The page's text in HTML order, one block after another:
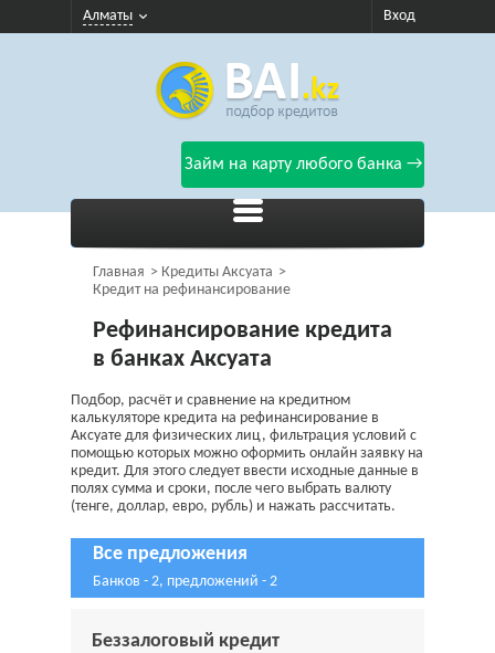
Алматы Вход
Займ на карту любого банка →
Главная
Кредиты Аксуата
Кредит на рефинансирование
Рефинансирование кредита
в банках Аксуата
Подбор, расчёт и сравнение на кредитном
калькуляторе кредита на рефинансирование в
Аксуате для физических лиц, фильтрация условий с
помощью которых можно оформить онлайн заявку на
кредит. Для этого следует ввести исходные данные в
полях сумма и сроки, после чего выбрать валюту
(тенге, доллар, евро, рубль) и нажать рассчитать.
Все предложения
Банков - 2, предложений - 2
Беззалоговый кредит